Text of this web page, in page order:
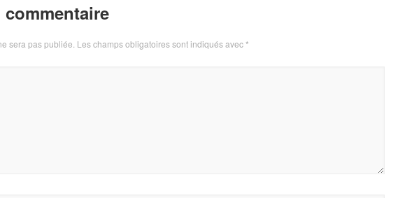
sera pas publiée. Les champs obligatoires sont indiqués avec*